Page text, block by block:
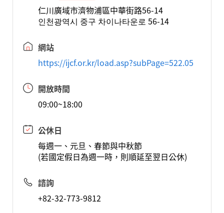
仁川廣域市濟物浦區中華街路56-14
인천광역시 중구 차이나타운로 56-14
網站
https://ijcf.or.kr/load.asp?subPage=522.05
開放時間
09:00~18:00
公休日
每週一、元旦、春節與中秋節
(若國定假日為週一時，則順延至翌日公休)
諮詢
+82-32-773-9812